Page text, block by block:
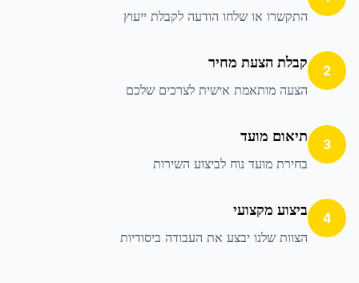
התקשרו או שלחו הודעה לקבלת ייעוץ
2 קבלת הצעת מחיר
הצעה מותאמת אישית לצרכים שלכם
3 תיאום מועד
בחירת מועד נוח לביצוע השירות
4 ביצוע מקצועי
הצוות שלנו יבצע את העבודה ביסודיות